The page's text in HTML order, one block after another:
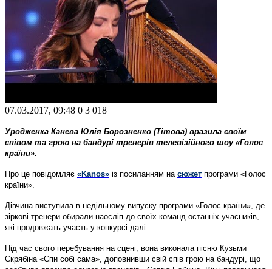
07.03.2017, 09:48 0 3 018
Уродженка Канева Юлія Борозненко (Тітова) вразила своїм
співом та грою на бандурі тренерів телевізійного шоу «Голос
країни».
Про це повідомляє «Kanos» із посиланням на сюжет програми «Голос
країни».
Дівчина виступила в недільному випуску програми «Голос країни», де
зіркові тренери обирали наосліп до своїх команд останніх учасників,
які продовжать участь у конкурсі далі.
Під час свого перебування на сцені, вона виконала пісню Кузьми
Скрябіна «Спи собі сама», доповнивши свій спів грою на бандурі, що